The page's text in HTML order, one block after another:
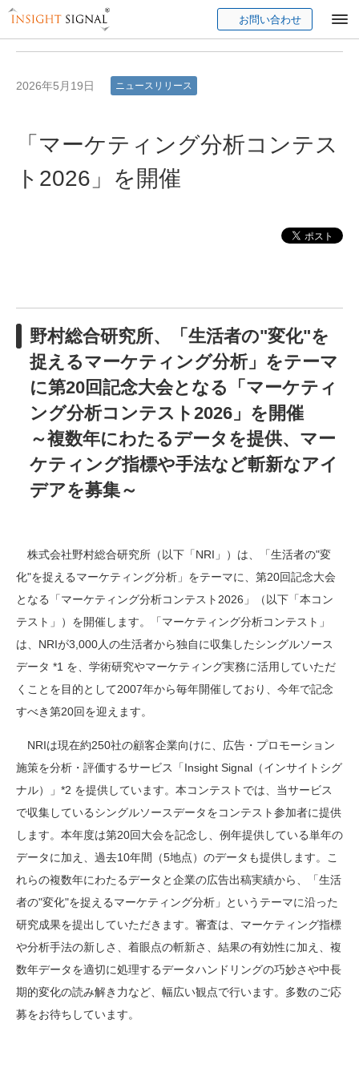
Insight Signal
お問い合わせ
2026年5月19日 ニュースリリース
「マーケティング分析コンテス
ト2026」を開催
野村総合研究所、「生活者の"変化"を
捉えるマーケティング分析」をテーマ
に第20回記念大会となる「マーケティ
ング分析コンテスト2026」を開催
～複数年にわたるデータを提供、マー
ケティング指標や手法など斬新なアイ
デアを募集～
株式会社野村総合研究所（以下「NRI 」）は、「生活者の"変
化"を捉えるマーケティング分析」をテーマに、第20回記念大会
となる「マーケティング分析コンテスト 2026 」（以下「本コン
テスト」）を開催します。「マーケティング分析コンテスト」
は、 NRIが3,000人の生活者から独自に収集したシングルソース
データ *1 を、学術研究やマーケティング実務に活用していただ
くことを目的として2007年から毎年開催しており、今年で記念
すべき第20回を迎えます。
NRIは現在約250社の顧客企業向けに、広告・プロモーション
施策を分析・評価するサービス「Insight Signal （インサイトシグ
ナル）」 *2 を提供しています。本コンテストでは、当サービス
で収集しているシングルソースデータをコンテスト参加者に提供
します。本年度は第20回大会を記念し、例年提供している単年の
データに加え、過去10年間（5地点）のデータも提供します。こ
れらの複数年にわたるデータと企業の広告出稿実績から、「生活
者の"変化"を捉えるマーケティング分析」というテーマに沿った
研究成果を提出していただきます。審査は、マーケティング指標
や分析手法の新しさ、着眼点の斬新さ、結果の有効性に加え、複
数年データを適切に処理するデータハンドリングの巧妙さや中長
期的変化の読み解き力など、幅広い観点で行います。多数のご応
募をお待ちしています。